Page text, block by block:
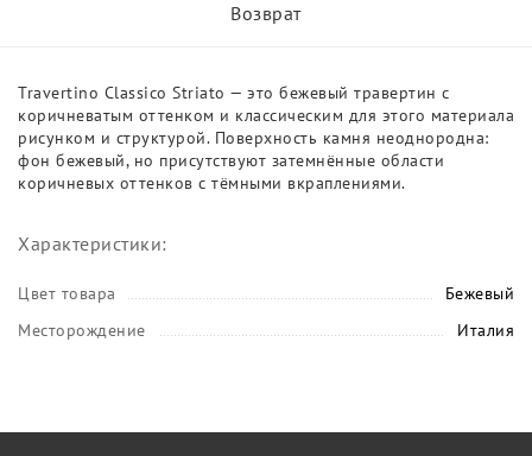
Возврат
Travertino Classico Striato — это бежевый травертин с
коричневатым оттенком и классическим для этого материала
рисунком и структурой. Поверхность камня неоднородна:
фон бежевый, но присутствуют затемнённые области
коричневых оттенков с тёмными вкраплениями.
Характеристики:
Цвет товара
Бежевый
Месторождение
Италия